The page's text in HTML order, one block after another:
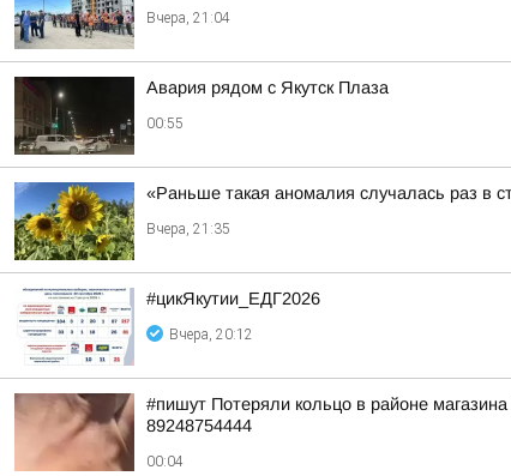
Вчера, 21:04
Авария рядом с Якутск Плаза
00:55
«Раньше такая аномалия случалась раз в
Вчера, 21:35
#цикЯкутии_ЕДГ2026
Вчера, 20:12
#пишут Потеряли кольцо в районе
89248754444
00:04